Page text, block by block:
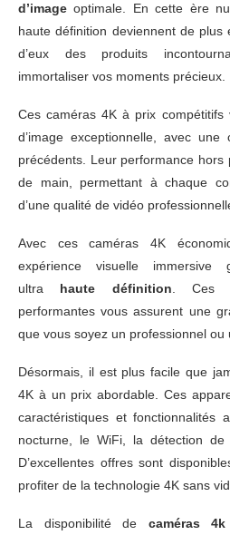
d’image optimale. En cette ère
haute définition deviennent de plus
d’eux des produits
immortaliser vos moments précieux.
Ces caméras 4K à prix compétitifs
d’image exceptionnelle, avec
précédents. Leur performance
de main, permettant à chaque
d’une qualité de vidéo
Avec ces caméras 4K
expérience visuelle
ultra haute définition . Ces
performantes vous assurent une
que vous soyez un professionnel ou
Désormais, il est plus facile que
4K à un prix abordable. Ces
caractéristiques et fonctionnalités
nocturne, le WiFi, la détection de
D’excellentes offres sont
profiter de la technologie 4K sans
La disponibilité de caméras 4k